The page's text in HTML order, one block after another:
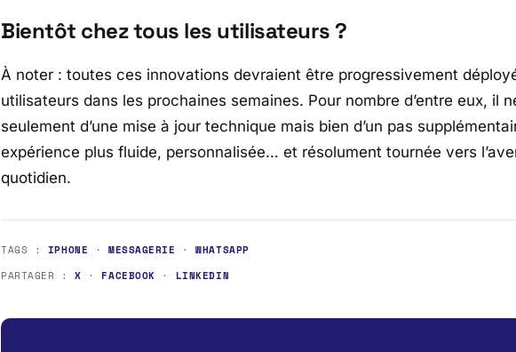
Bientôt chez tous les utilisateurs ?
À noter : toutes ces innovations devraient être progressivement
utilisateurs dans les prochaines semaines. Pour nombre d’entre eux, il
seulement d’une mise à jour technique mais bien d’un pas
expérience plus fluide, personnalisée… et résolument tournée vers
quotidien.
TAGS : IPHONE · MESSAGERIE ·WHATSAPP
PARTAGER :X · FACEBOOK · LINKEDIN